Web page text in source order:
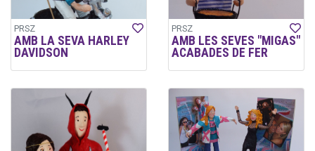
PRSZ
AMB LA SEVA HARLEY
DAVIDSON
PRSZ
AMB LES SEVES "MIGAS"
ACABADES DE FER